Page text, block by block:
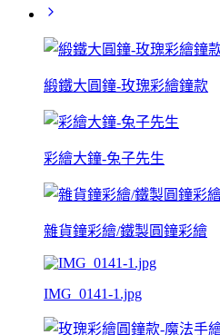
緞鐵大圓鐘-玫瑰彩繪鐘款
彩繪大鐘-兔子先生
雜貨鐘彩繪/鐵製圓鐘彩繪
IMG_0141-1.jpg